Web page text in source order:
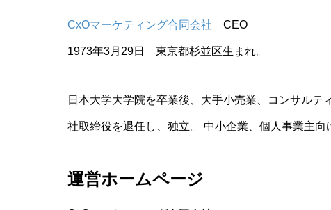
CxOマーケティング合同会社 CEO
1973年3月29日 東京都杉並区生まれ。
日本大学大学院を卒業後、大手小売業、コンサル
社取締役を退任し、独立。 中小企業、個人事業主向
運営ホームページ